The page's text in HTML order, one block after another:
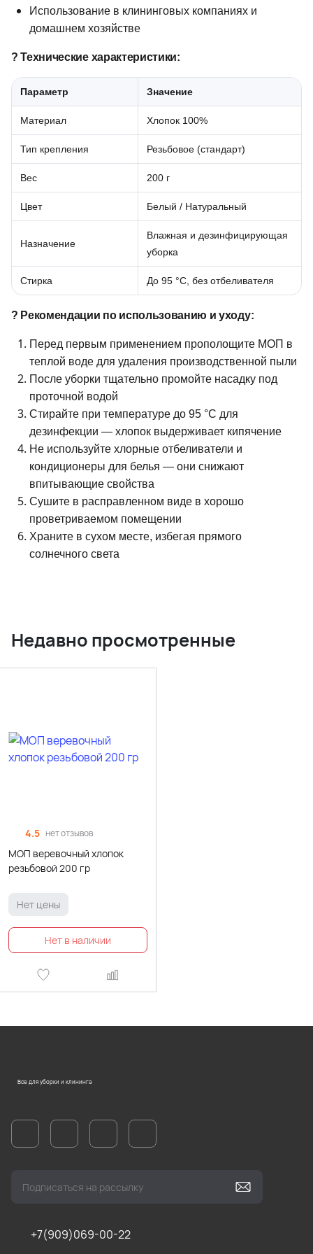
Использование в клининговых компаниях и
домашнем хозяйстве
? Технические характеристики:
Параметр Значение
Материал Хлопок 100%
Тип крепления Резьбовое (стандарт)
Вес 200 г
Цвет Белый / Натуральный
Назначение
Влажная и дезинфицирующая
уборка
Стирка До 95 °C, без отбеливателя
? Рекомендации по использованию и уходу:
Перед первым применением прополощите МОП в
теплой воде для удаления производственной пыли
После уборки тщательно промойте насадку под
проточной водой
Стирайте при температуре до 95 °C для
дезинфекции — хлопок выдерживает кипячение
Не используйте хлорные отбеливатели и
кондиционеры для белья — они снижают
впитывающие свойства
Сушите в расправленном виде в хорошо
проветриваемом помещении
Храните в сухом месте, избегая прямого
солнечного света
Недавно просмотренные
4.5 нет отзывов
МОП веревочный хлопок
резьбовой 200 гр
Нет цены
Все для уборки и клининга
+7(909)069-00-22